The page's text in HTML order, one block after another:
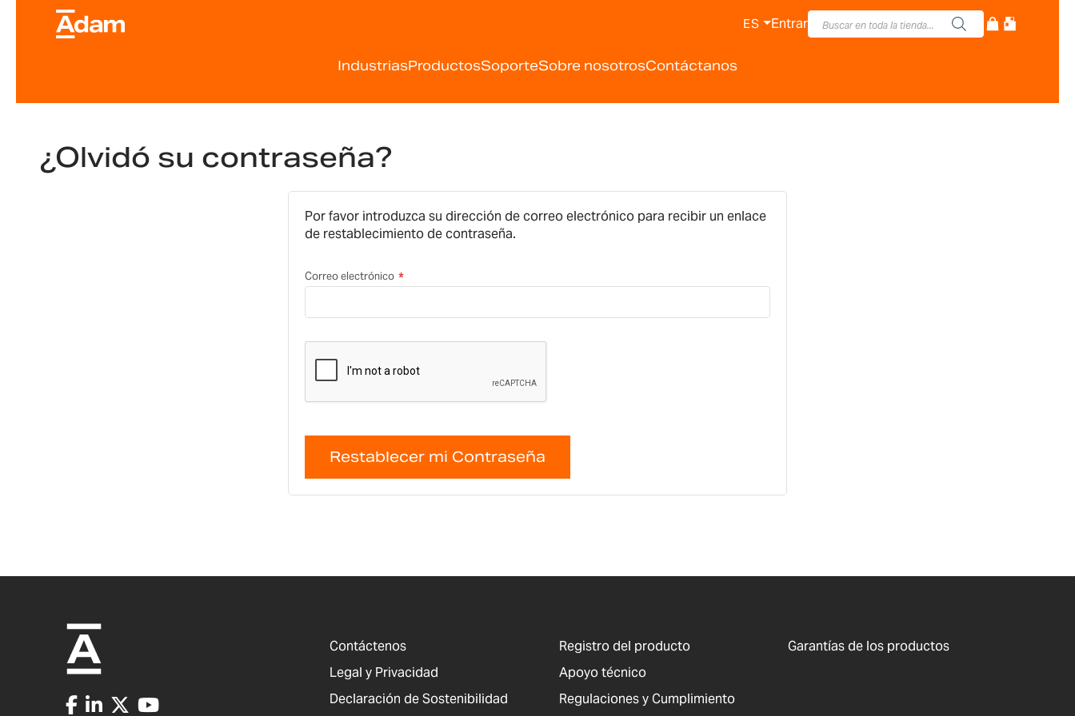
IndustriasProductosSoporteSobre nosotrosContáctanos
ES Entrar
¿Olvidó su contraseña?
Por favor introduzca su dirección de correo electrónico para recibir un enlace
de restablecimiento de contraseña.
Correo electrónico
Restablecer mi Contraseña
Contáctenos
Legal y Privacidad
Declaración de Sostenibilidad
Registro del producto
Apoyo técnico
Regulaciones y Cumplimiento
Garantías de los productos